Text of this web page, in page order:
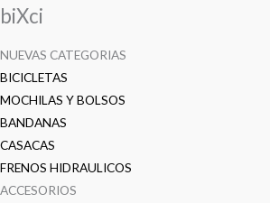
biXci
NUEVAS CATEGORIAS
BICICLETAS
MOCHILAS Y BOLSOS
BANDANAS
CASACAS
FRENOS HIDRAULICOS
ACCESORIOS